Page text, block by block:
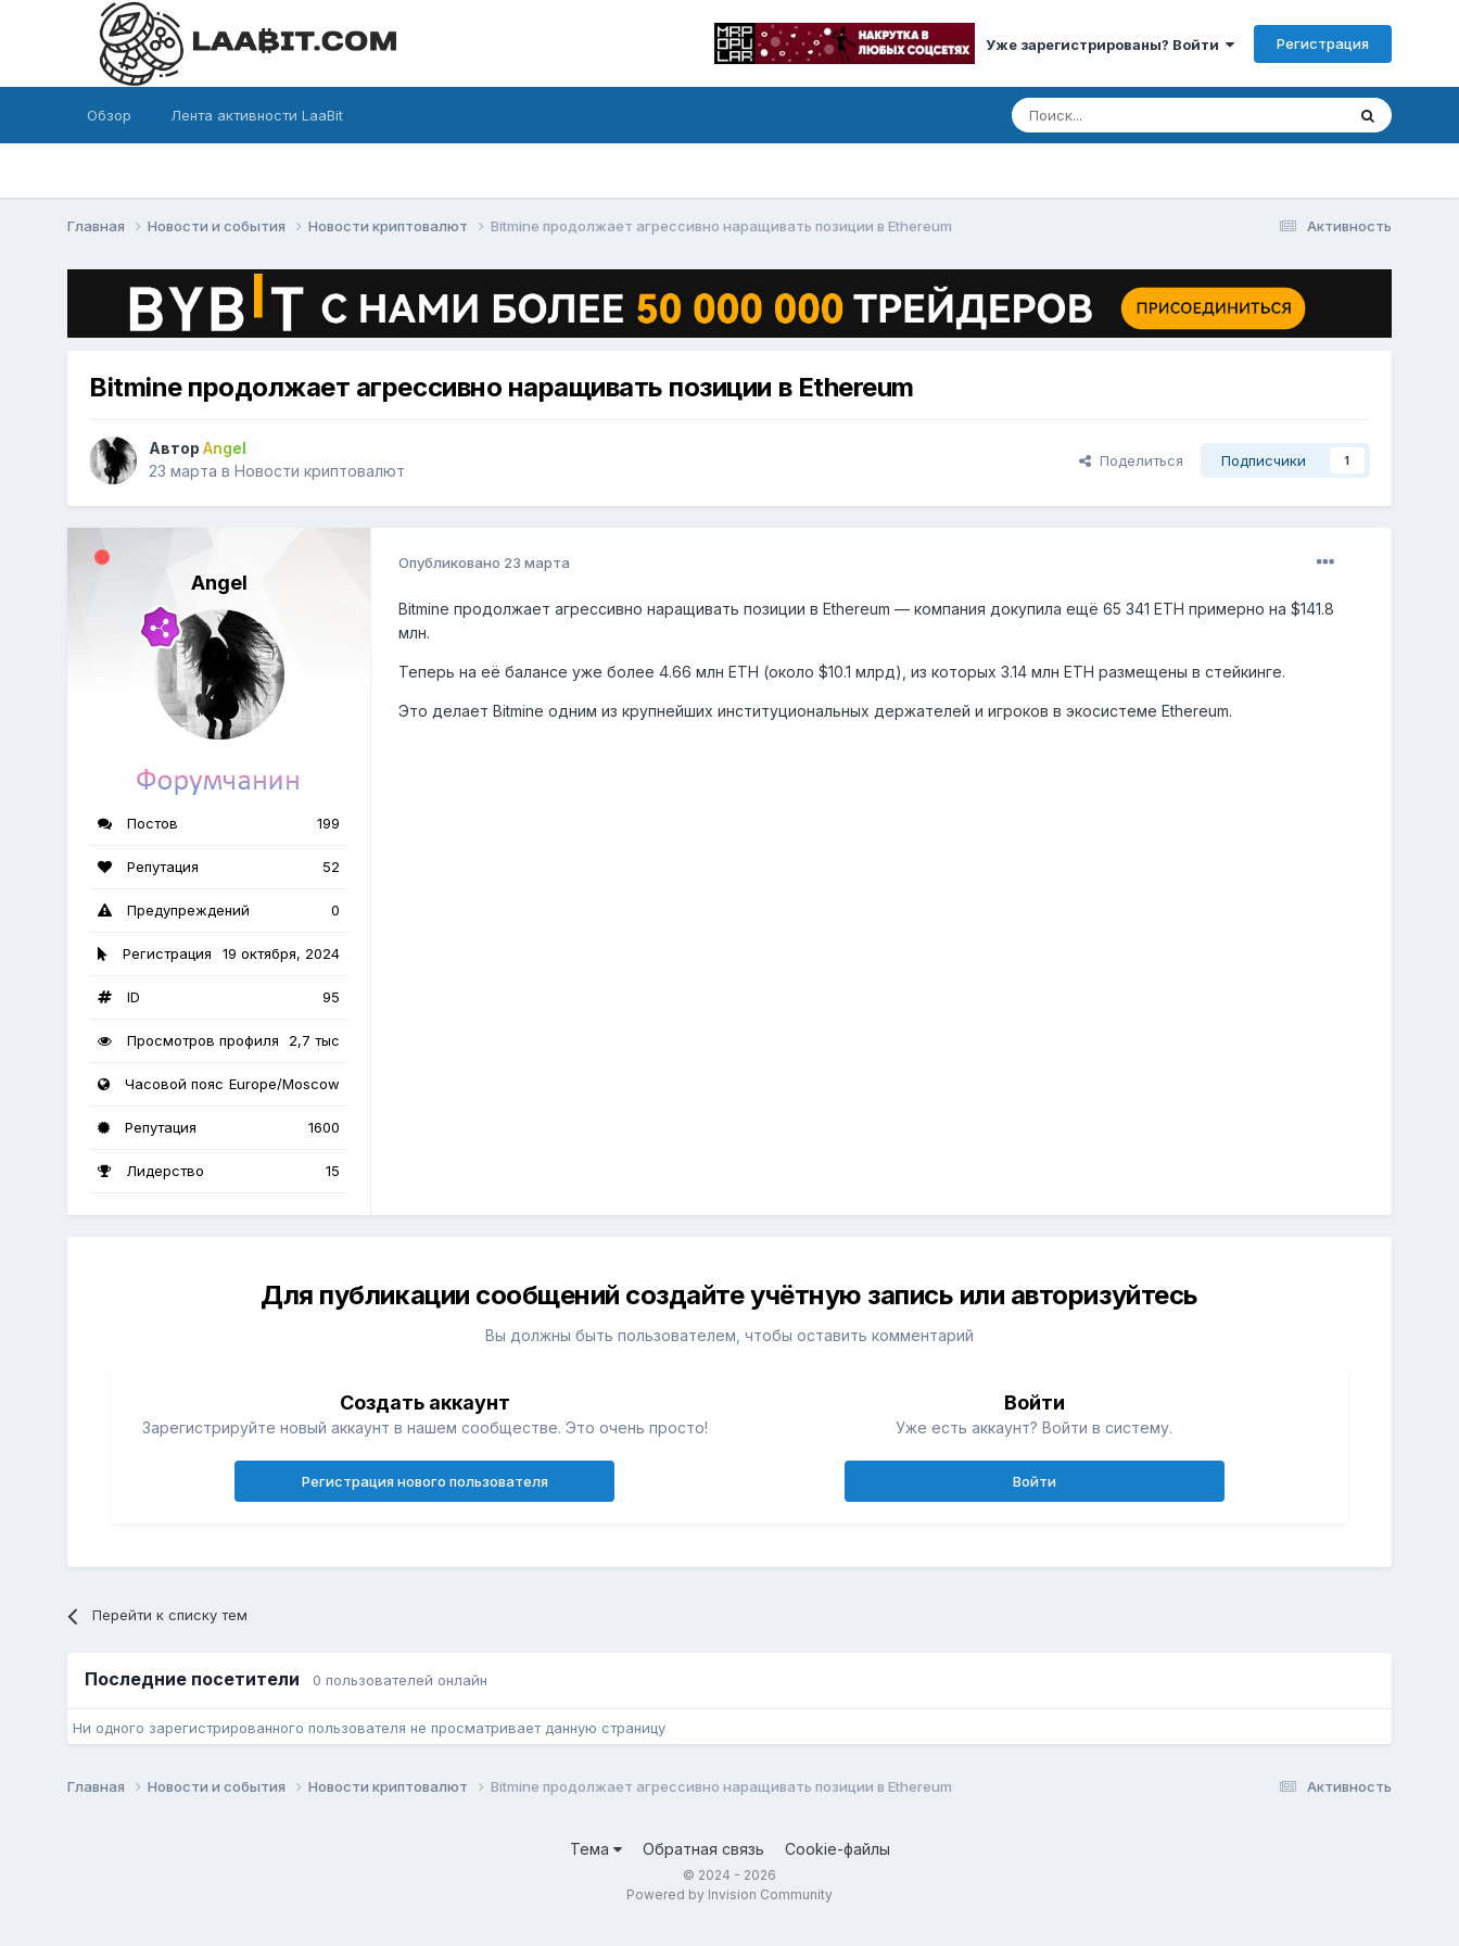
Уже зарегистрированы? Войти Регистрация
Обзор Лента активности LaaBit
Активность
Главная Новости и события Новости криптовалют Bitmine продолжает агрессивно наращивать позиции в Ethereum
Bitmine продолжает агрессивно наращивать позиции в Ethereum
АвторAngel
23 марта вНовости криптовалют
Поделиться Подписчики 1
Angel
Постов 199
Репутация 52
Предупреждений 0
Регистрация 19 октября, 2024
ID 95
Просмотров профиля 2,7 тыс
Часовой пояс Europe/Moscow
Репутация 1600
Лидерство 15
Опубликовано 23 марта
Bitmine продолжает агрессивно наращивать позиции в Ethereum — компания докупила ещё 65 341 ETH примерно на $141.8
млн.
Теперь на её балансе уже более 4.66 млн ETH (около $10.1 млрд), из которых 3.14 млн ETH размещены в стейкинге.
Это делает Bitmine одним из крупнейших институциональных держателей и игроков в экосистеме Ethereum.
Для публикации сообщений создайте учётную запись или авторизуйтесь
Вы должны быть пользователем, чтобы оставить комментарий
Создать аккаунт
Зарегистрируйте новый аккаунт в нашем сообществе. Это очень просто!
Регистрация нового пользователя
Войти
Уже есть аккаунт? Войти в систему.
Войти
Перейти к списку тем
Последние посетители 0 пользователей онлайн
Ни одного зарегистрированного пользователя не просматривает данную страницу
Активность
Главная Новости и события Новости криптовалют Bitmine продолжает агрессивно наращивать позиции в Ethereum
Тема Обратная связь Cookie-файлы
© 2024 - 2026
Powered by Invision Community